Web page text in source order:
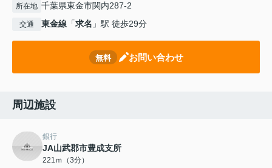
所在地 千葉県東金市関内287-2
交通 東金線 「求名 」駅 徒歩29分
無料 お問い合わせ
周辺施設
銀行
JA山武郡市豊成支所
221ｍ（3分）